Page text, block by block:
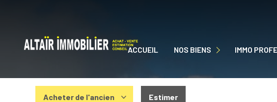
ACCUEIL NOS BIENS IMMO
Acheter de l'ancien Estimer